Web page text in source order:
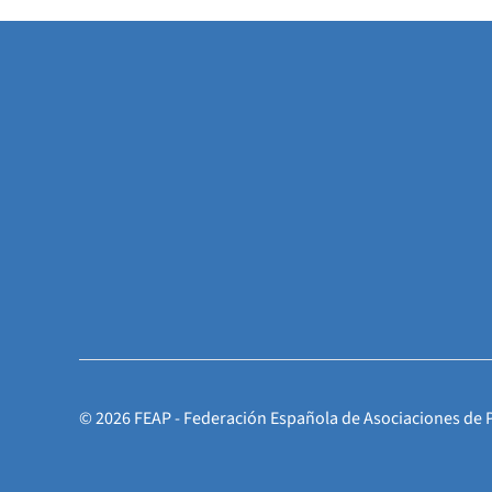
©2026FEAP - Federación Española de Asociaciones